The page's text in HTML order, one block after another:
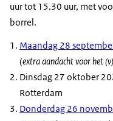
uur tot 15.30 uur, met
borrel.
Maandag 28
(extra aandacht voor het
Dinsdag 27 oktober
Rotterdam
Donderdag 26